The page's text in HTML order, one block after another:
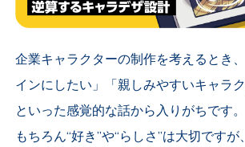
企業キャラクターの制作を考えるとき
インにしたい」「親しみやすいキャラ
といった感覚的な話から入りがちです。
もちろん“好き”や“らしさ”は大切ですが